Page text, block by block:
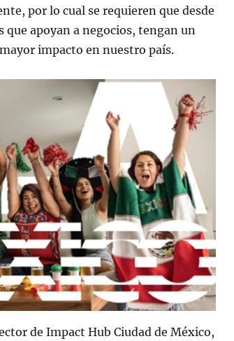
por lo cual se requieren que desde
apoyan a negocios, tengan un
impacto en nuestro país.
de Impact Hub Ciudad de México,